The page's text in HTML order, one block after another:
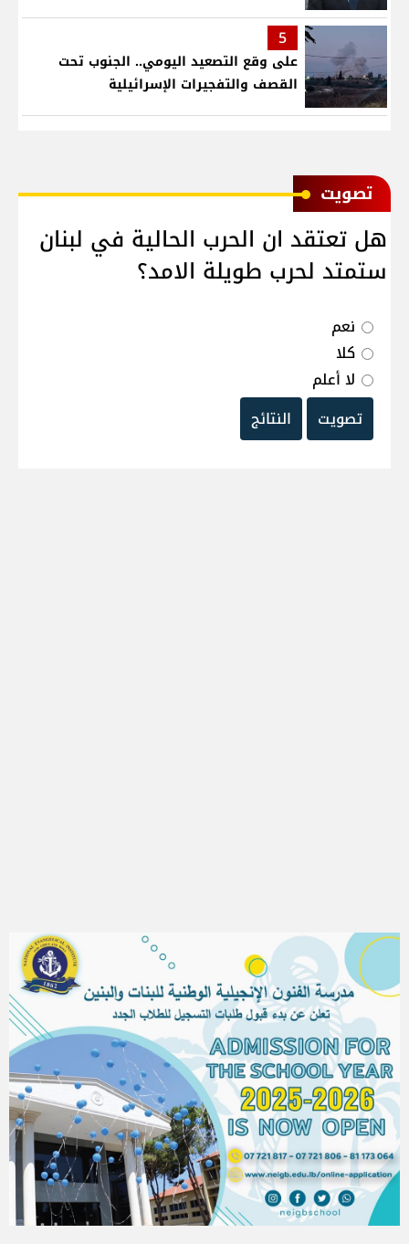
5
على وقع التصعيد اليومي.. الجنوب تحت
القصف والتفجيرات الإسرائيلية
ﺗﺼﻮﻳﺖ
هل تعتقد ان الحرب الحالية في لبنان
ستمتد لحرب طويلة الامد؟
نعم
كلا
لا أعلم
تصويت
النتائج